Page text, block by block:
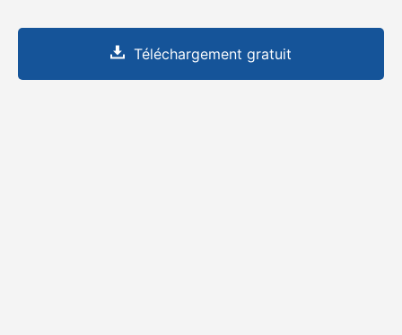
Téléchargement gratuit